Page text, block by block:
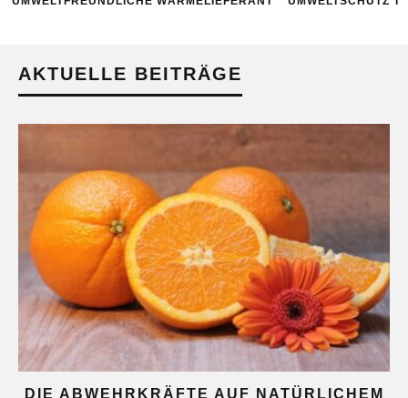
AKTUELLE BEITRÄGE
DIE ABWEHRKRÄFTE AUF NATÜRLICHEM